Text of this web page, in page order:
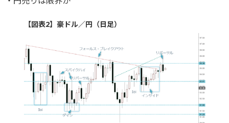
【図表2】豪ドル／円（日足）